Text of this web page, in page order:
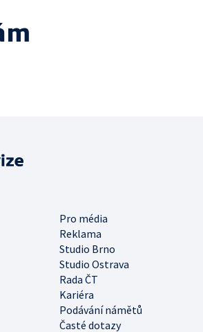
Pro média
Reklama
Studio Brno
Studio Ostrava
Rada ČT
Kariéra
Podávání námětů
Časté dotazy